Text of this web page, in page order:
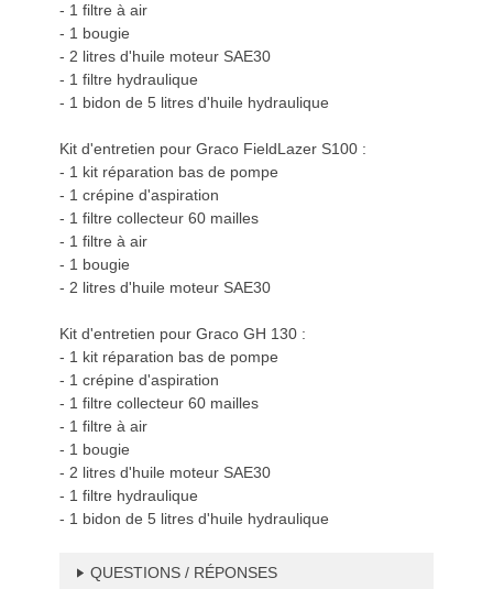
- 1 filtre à air
- 1 bougie
- 2 litres d'huile moteur SAE30
- 1 filtre hydraulique
- 1 bidon de 5 litres d'huile hydraulique
Kit d'entretien pour Graco FieldLazer S100 :
- 1 kit réparation bas de pompe
- 1 crépine d'aspiration
- 1 filtre collecteur 60 mailles
- 1 filtre à air
- 1 bougie
- 2 litres d'huile moteur SAE30
Kit d'entretien pour Graco GH 130 :
- 1 kit réparation bas de pompe
- 1 crépine d'aspiration
- 1 filtre collecteur 60 mailles
- 1 filtre à air
- 1 bougie
- 2 litres d'huile moteur SAE30
- 1 filtre hydraulique
- 1 bidon de 5 litres d'huile hydraulique
QUESTIONS / RÉPONSES